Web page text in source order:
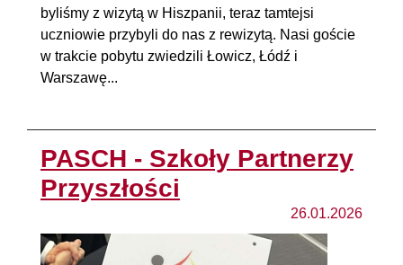
byliśmy z wizytą w Hiszpanii, teraz tamtejsi
uczniowie przybyli do nas z rewizytą. Nasi goście
w trakcie pobytu zwiedzili Łowicz, Łódź i
Warszawę...
PASCH - Szkoły Partnerzy
Przyszłości
26.01.2026